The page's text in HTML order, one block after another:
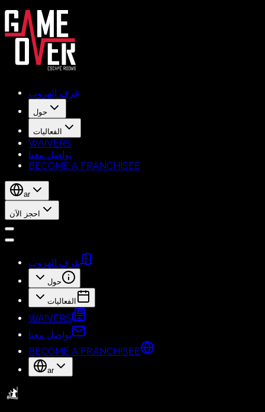
غرف الهروب
حول
الفعاليات
WAIVERS
تواصل معنا
BECOME A FRANCHISEE
ar
احجز الآن
غرف الهروب
حول
الفعاليات
WAIVERS
تواصل معنا
BECOME A FRANCHISEE
ar